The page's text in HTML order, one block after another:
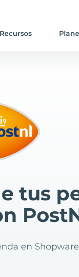
Recursos
tus
en